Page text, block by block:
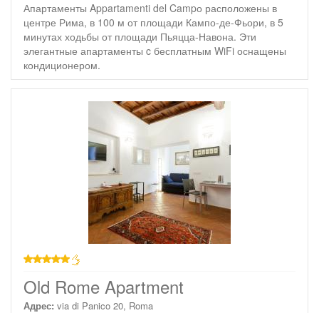
Апартаменты Appartamenti del Campо расположены в
центре Рима, в 100 м от площади Кампо-де-Фьори, в 5
минутах ходьбы от площади Пьяцца-Навона. Эти
элегантные апартаменты c бесплатным WiFi оснащены
кондиционером.
Old Rome Apartment
Адрес: via di Panico 20, Roma